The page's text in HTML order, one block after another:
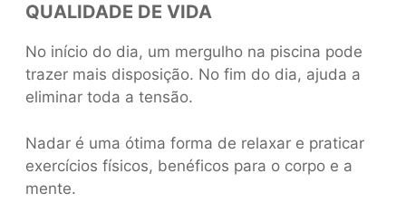
QUALIDADE DE VIDA
No início do dia, um mergulho na piscina pode
trazer mais disposição. No fim do dia, ajuda a
eliminar toda a tensão.
Nadar é uma ótima forma de relaxar e praticar
exercícios físicos, benéficos para o corpo e a
mente.